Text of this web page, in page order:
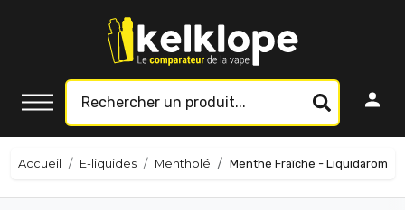
Accueil E-liquides Mentholé Menthe Fraîche - Liquidarom